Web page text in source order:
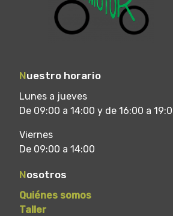
Nuestro horario
Lunes a jueves
De 09:00 a 14:00 y de 16:00 a
Viernes
De 09:00 a 14:00
Nosotros
Quiénes somos
Taller